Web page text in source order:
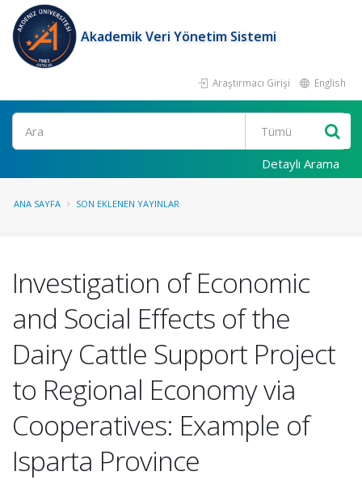
Akademik Veri Yönetim Sistemi
Araştırmacı Girişi English
Ara
Detaylı Arama
ANA SAYFA SON EKLENEN YAYINLAR
Investigation of Economic
and Social Effects of the
Dairy Cattle Support Project
to Regional Economy via
Cooperatives: Example of
Isparta Province